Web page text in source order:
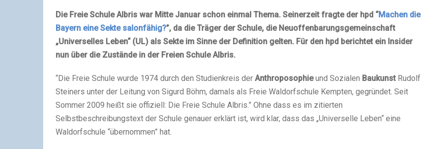
Die Freie Schule Albris war Mitte Januar schon ein­mal Thema. Sein­er­zeit fragte der hpd “Machen die
Bayern eine Sekte salon­fä­hig?”, da die Träger der Schule, die Neuoffenbarungsgemeinschaft
„Universelles Leben“ (UL) als Sekte im Sinne der Definition gel­ten. Für den hpd berich­tet ein Insider
nun über die Zustände in der Freien Schule Albris.
“Die Freie Schule wurde 1974 durch den Studienkreis der Anthroposophieund Sozialen Baukunst Rudolf
Steiners unter der Leitung von Sigurd Böhm, damals als Freie Waldorfschule Kempten, gegrün­det. Seit
Sommer 2009 heißt sie offi­zi­ell: Die Freie Schule Albris.” Ohne dass es im zitier­ten
Selbstbeschreibungstext der Schule genauer erklärt ist, wird klar, dass das „Universelle Leben“ eine
Waldorfschule “über­nom­men” hat.